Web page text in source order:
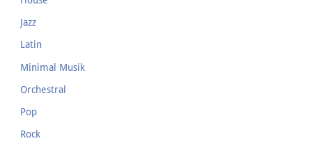
Jazz
Latin
Minimal Musik
Orchestral
Pop
Rock